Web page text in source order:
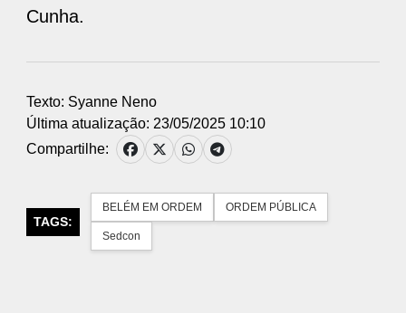
Cunha.
Texto: Syanne Neno
Última atualização: 23/05/2025 10:10
Compartilhe:
TAGS:
BELÉM EM ORDEM ORDEM PÚBLICA
Sedcon